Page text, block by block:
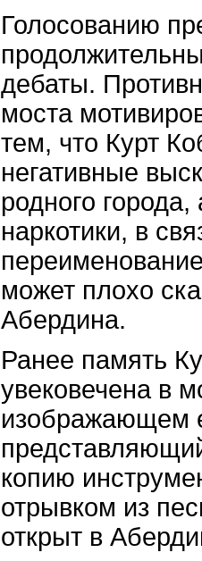
Голосованию
дебаты.
моста
тем, что Курт
негативные
родного
наркотики, в
может плохо
Абердина.
Ранее память
увековечена в
изображающем
копию
отрывком из
открыт в